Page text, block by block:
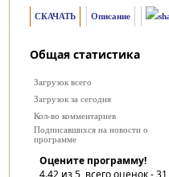
СКАЧАТЬ Описание
Общая статистика
Загрузок всего
Загрузок за сегодня
Кол-во комментариев
Подписавшихся на новости о
программе
Оцените программу!
4.42из 5, всего оценок -31